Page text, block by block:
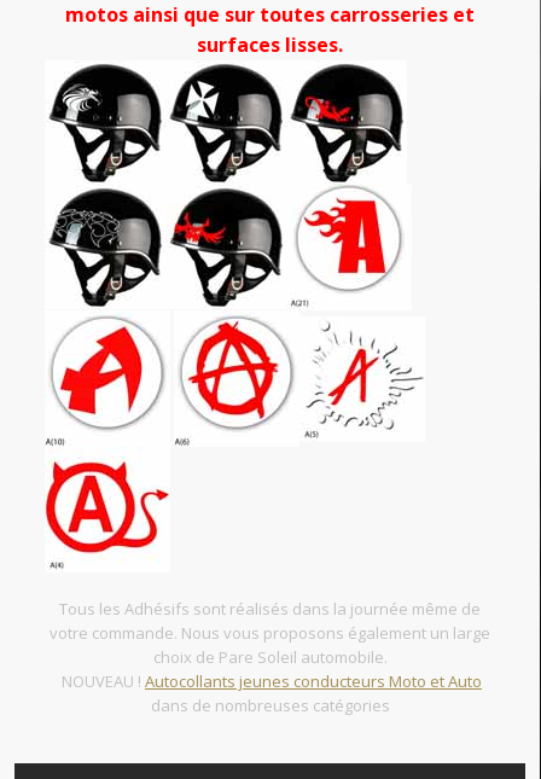
motos ainsi que sur toutes carrosseries et
surfaces lisses.
Tous les Adhésifs sont réalisés dans la journée même de
votre commande. Nous vous proposons également un large
choix de Pare Soleil automobile.
NOUVEAU ! Autocollants jeunes conducteurs Moto et Auto
dans de nombreuses catégories